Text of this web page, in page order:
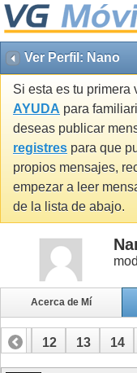
Ver Perfil: Nano
Si esta es tu primera
AYUDA para
deseas publicar
registres para que
propios mensajes,
empezar a leer
de la lista de abajo.
Acerca de Mí
11 12 13 14